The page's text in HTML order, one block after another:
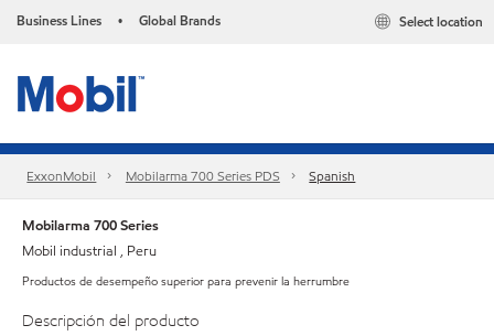
Business Lines • Global Brands Select location
ExxonMobil Mobilarma 700 Series PDS Spanish
Mobilarma 700 Series
Mobil industrial , Peru
Productos de desempeño superior para prevenir la herrumbre
Descripción del producto